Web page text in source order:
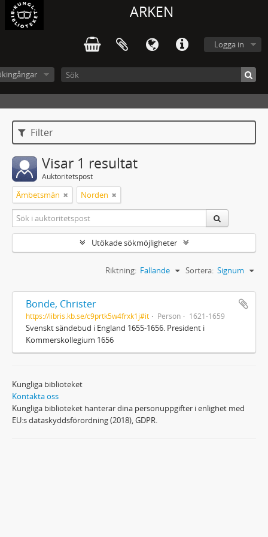
ARKEN
Logga in
Filter
Visar 1 resultat
Auktoritetspost
Ämbetsmän Norden
Utökade sökmöjligheter
Sortera: Signum
Riktning: Fallande
Bonde, Christer
https://libris.kb.se/c9prtk5w4frxk1j#it Person 1621-1659
Svenskt sändebud i England 1655-1656. President i
Kommerskollegium 1656
Kungliga biblioteket
Kontakta oss
Kungliga biblioteket hanterar dina personuppgifter i enlighet med
EU:s dataskyddsförordning (2018), GDPR.